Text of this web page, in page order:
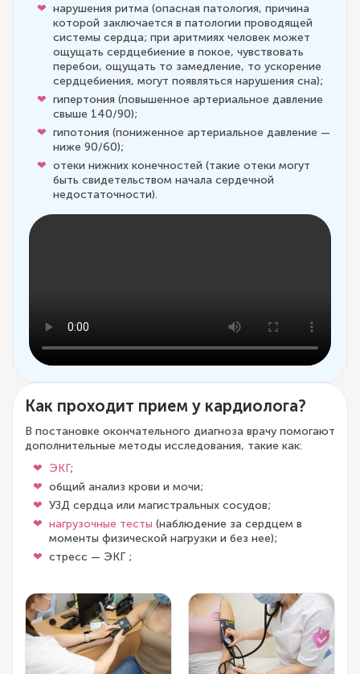
нарушения ритма (опасная патология, причина
которой заключается в патологии проводящей
системы сердца; при аритмиях человек может
ощущать сердцебиение в покое, чувствовать
перебои, ощущать то замедление, то ускорение
сердцебиения, могут появляться нарушения сна);
гипертония (повышенное артериальное давление
свыше 140/90);
гипотония (пониженное артериальное давление —
ниже 90/60);
отеки нижних конечностей (такие отеки могут
быть свидетельством начала сердечной
недостаточности).
Как проходит прием у кардиолога?
В постановке окончательного диагноза врачу помогают
дополнительные методы исследования, такие как:
ЭКГ;
общий анализ крови и мочи;
УЗД сердца или магистральных сосудов;
нагрузочные тесты (наблюдение за сердцем в
моменты физической нагрузки и без нее);
стресс — ЭКГ ;